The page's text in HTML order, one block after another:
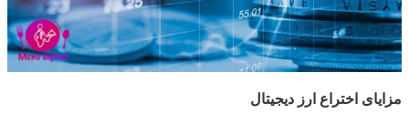
مزایای اختراع ارز دیجیتال